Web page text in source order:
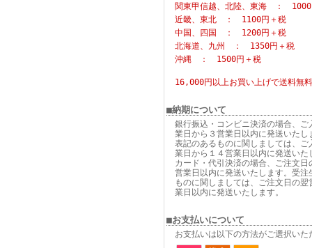
関東甲信越、北陸、東海 ： 1000
近畿、東北 ： 1100円＋税
中国、四国 ： 1200円＋税
北海道、九州 ： 1350円＋税
沖縄 ： 1500円＋税
16,000円以上お買い上げで送料無
■納期について
銀行振込・コンビニ決済の場合、ご
業日から３営業日以内に発送いたし
表記のあるものに関しましては、ご
業日から１４営業日以内に発送いた
カード・代引決済の場合、ご注文日
営業日以内に発送いたします。受注
ものに関しましては、ご注文日の翌
業日以内に発送いたします。
■お支払いについて
お支払いは以下の方法がご選択いた